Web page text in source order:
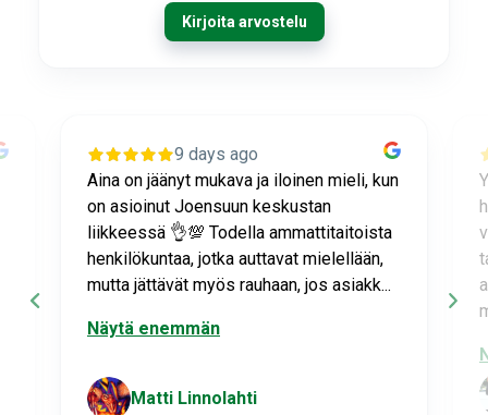
Kirjoita arvostelu
9 days ago
Ystävällistä ja erittäin ammattitaitoista
henkilökuntaa, joka neuvoo ja osaa
vastata hankaliinkin kysymyksiin aina
tarvittaessa. Jos myyjä ei jotain
aivoitustani ymmärrä, hän ottaa asiasta
Joensuu